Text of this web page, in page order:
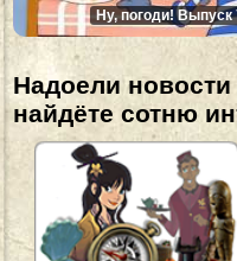
Ну, погоди! Выпуск
Надоели
найдёте сотню